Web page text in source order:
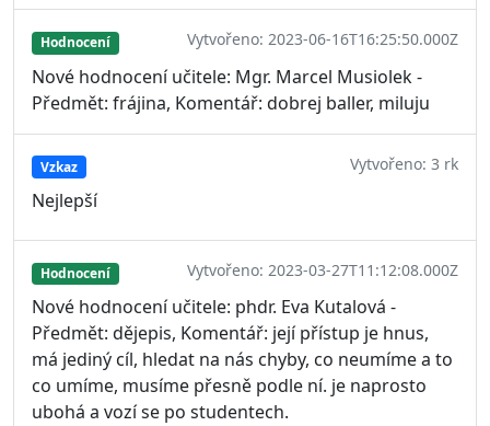
Hodnocení Vytvořeno: 2023-06-16T16:25:50.000Z
Nové hodnocení učitele: Mgr. Marcel Musiolek -
Předmět: frájina, Komentář: dobrej baller, miluju
Vzkaz Vytvořeno: 3 rk
Nejlepší
Hodnocení Vytvořeno: 2023-03-27T11:12:08.000Z
Nové hodnocení učitele: phdr. Eva Kutalová -
Předmět: dějepis, Komentář: její přístup je hnus,
má jediný cíl, hledat na nás chyby, co neumíme a to
co umíme, musíme přesně podle ní. je naprosto
ubohá a vozí se po studentech.